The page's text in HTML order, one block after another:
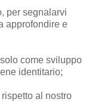
per segnalarvi
approfondire e
come sviluppo
identitario;
al nostro